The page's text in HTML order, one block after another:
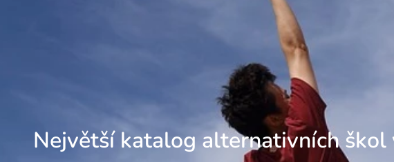
Největší katalog alternativních